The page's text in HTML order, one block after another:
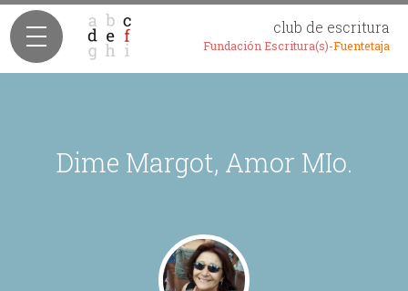
club de escritura
Fundación Escritura(s)-Fuentetaja
Dime Margot, Amor MIo.